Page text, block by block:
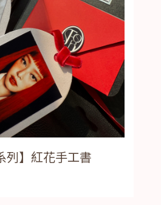
列】紅花手工書